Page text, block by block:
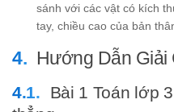
sánh với các vật có kích
tay, chiều cao của bản
Hướng Dẫn Giải
Bài 1 Toán lớp